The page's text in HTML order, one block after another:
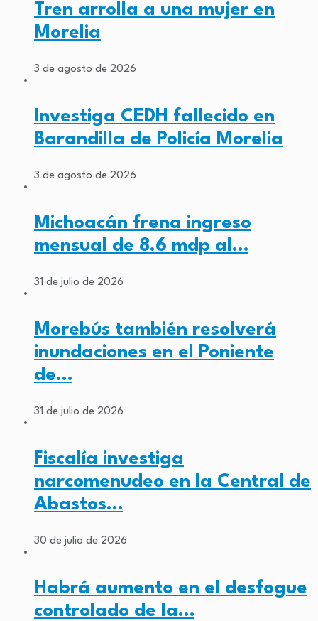
Tren arrolla a una mujer en
Morelia
3 de agosto de 2026
Investiga CEDH fallecido en
Barandilla de Policía Morelia
3 de agosto de 2026
Michoacán frena ingreso
mensual de 8.6 mdp al…
31 de julio de 2026
Morebús también resolverá
inundaciones en el Poniente
de…
31 de julio de 2026
Fiscalía investiga
narcomenudeo en la Central de
Abastos…
30 de julio de 2026
Habrá aumento en el desfogue
controlado de la…